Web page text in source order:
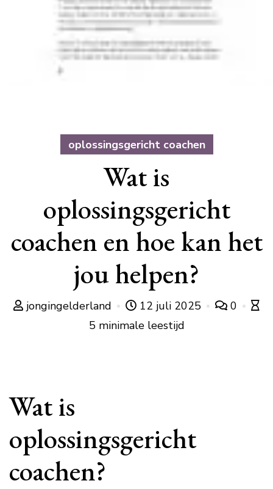
oplossingsgericht coachen
Wat is
oplossingsgericht
coachen en hoe kan het
jou helpen?
jongingelderland 12 juli 2025
0
5 minimale leestijd
Wat is
oplossingsgericht
coachen?